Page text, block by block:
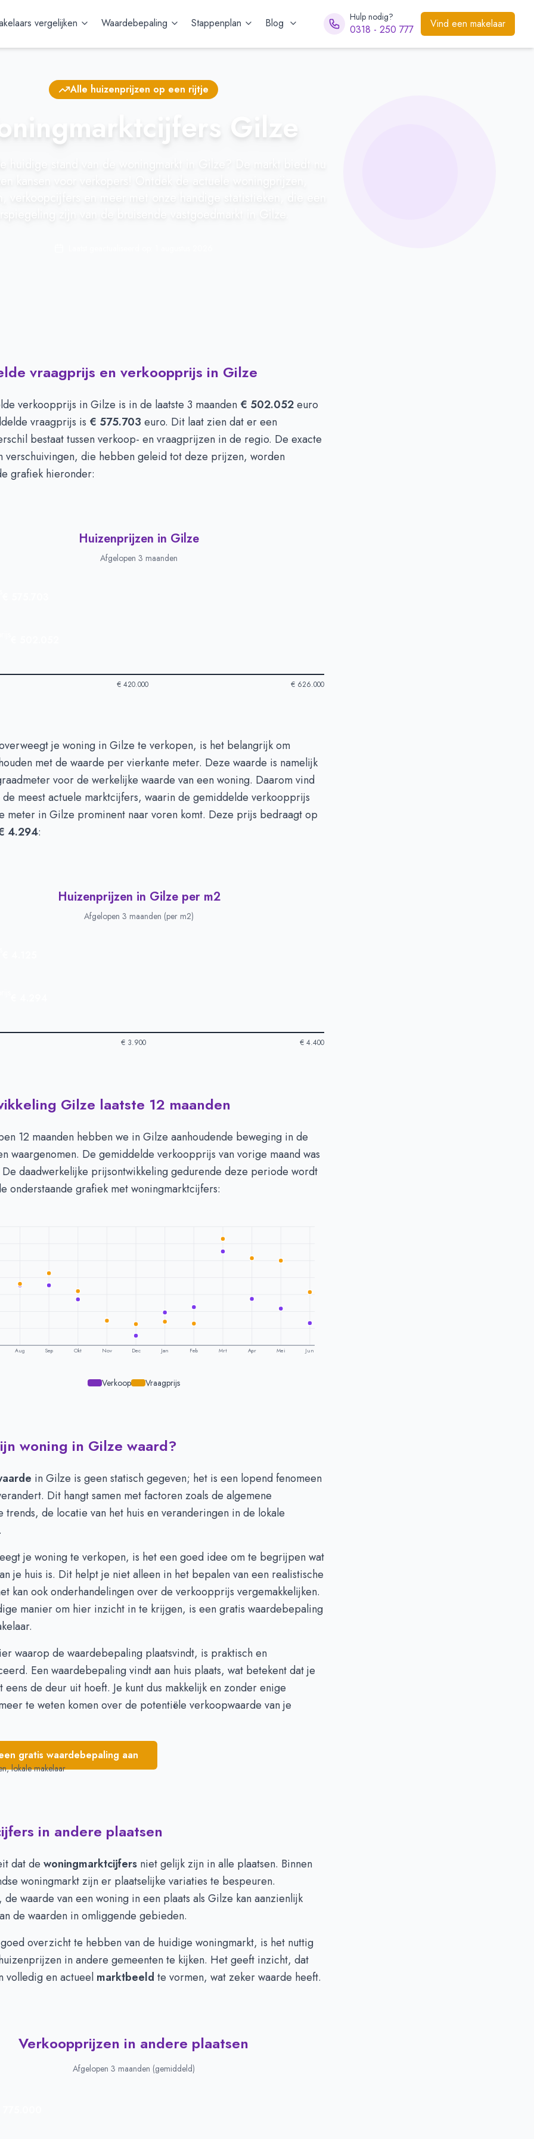
vergelijken Waardebepaling Stappenplan Blog Hulp nodig?
0318 - 250 777 Vind een makelaar
Alle huizenprijzen op een rijtje
Gilze
vraagprijs en verkoopprijs in Gilze
verkoopprijs inGilze is in de laatste 3 maanden € 502.052euro
vraagprijs is € 575.703 euro. Dit laat zien dat er een
bestaat tussen verkoop- en vraagprijzen in de regio. De exacte
verschuivingen, die hebben geleid tot deze prijzen, worden
grafiek hieronder:
Huizenprijzen in Gilze
Afgelopen 3 maanden
€ 420.000 € 626.000
Gilze-Afgelopen 3 maanden
Bedrag
€ 575.703
euro's
€ 502.052
je woning in Gilze te verkopen, is het belangrijk om
met de waarde per vierkante meter. Deze waarde is namelijk
voor de werkelijke waarde van een woning. Daarom vind
meest actuele marktcijfers, waarin de gemiddelde verkoopprijs
meter in Gilze prominent naar voren komt. Deze prijs bedraagt op
4.294:
Huizenprijzen in Gilze per m2
Afgelopen 3 maanden (per m2)
€ 3.900 € 4.400
Gilze per m2-Afgelopen 3 maanden (per m2)
€ 4.125
euro's
€ 4.294
Gilze laatste 12 maanden
12 maanden hebben we in Gilze aanhoudende beweging in de
waargenomen. De gemiddelde verkoopprijs van vorige maand was
De daadwerkelijke prijsontwikkeling gedurende deze periode wordt
onderstaande grafiek met woningmarktcijfers:
Aug Sep Okt Nov Dec Jan Feb Mrt Apr Mei Jun
Verkoop Vraagprijs
per maand -Gilze
Verkoopprijs
€ 637.541
€ 591.182
€ 591.297
€ 558.665
€ 473.291
€ 528.229
€ 540.620
€ 671.197
€ 559.888
woning in Gilze waard?
in Gilze is geen statisch gegeven; het is een lopend fenomeen
Dit hangt samen met factoren zoals de algemene
trends, de locatie van het huis en veranderingen in de lokale
je woning te verkopen, is het een goed idee om te begrijpen wat
je huis is. Dit helpt je niet alleen in het bepalen van een realistische
kan ook onderhandelingen over de verkoopprijs vergemakkelijken.
manier om hier inzicht in te krijgen, is eengratis waardebepaling
waarop de waardebepaling plaatsvindt, is praktisch en
Een waardebepaling vindt aan huis plaats, wat betekent dat je
de deur uit hoeft. Je kunt dus makkelijk en zonder enige
te weten komen over de potentiële verkoopwaarde van je
gratis waardebepaling aan
lokale makelaar
in andere plaatsen
dat de woningmarktcijfers niet gelijk zijn in alle plaatsen. Binnen
woningmarkt zijn er plaatselijke variaties te bespeuren.
de waarde van een woning in een plaats als Gilze kan aanzienlijk
de waarden in omliggende gebieden.
overzicht te hebben van de huidige woningmarkt, is het nuttig
in andere gemeenten te kijken. Het geeft inzicht, dat
volledig en actueel marktbeeld te vormen, wat zeker waarde heeft.
Verkoopprijzen in andere plaatsen
Afgelopen 3 maanden (gemiddeld)